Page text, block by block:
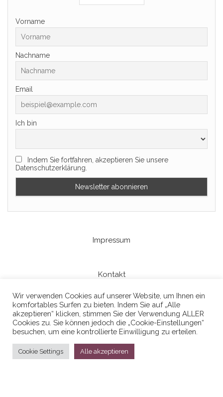
Vorname
Nachname
Email
Ich bin
Indem Sie fortfahren, akzeptieren Sie unsere
Datenschutzerklärung.
Impressum
Kontakt
Datenschutzerklaerung
Stolz präsentiert vonWordPress
Wir verwenden Cookies auf unserer Website, um Ihnen ein
komfortables Surfen zu bieten. Indem Sie auf „Alle
akzeptieren“ klicken, stimmen Sie der Verwendung ALLER
Cookies zu. Sie können jedoch die „Cookie-Einstellungen“
besuchen, um eine kontrollierte Einwilligung zu erteilen.
Cookie Settings Alle akzeptieren